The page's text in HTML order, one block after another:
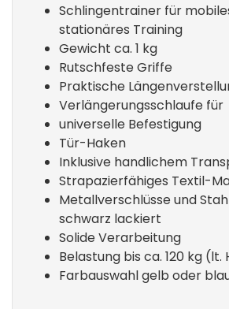
Schlingentrainer für
stationäres Training
Gewicht ca. 1 kg
Rutschfeste Griffe
Praktische
Verlängerungsschlaufe für
universelle Befestigung
Tür-Haken
Inklusive handlichem
Strapazierfähiges Textil-
Metallverschlüsse und
schwarz lackiert
Solide Verarbeitung
Belastung bis ca. 120 kg
Farbauswahl gelb oder